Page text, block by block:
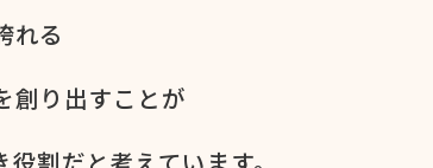
れる
創り出すことが
割だと​考えています。​